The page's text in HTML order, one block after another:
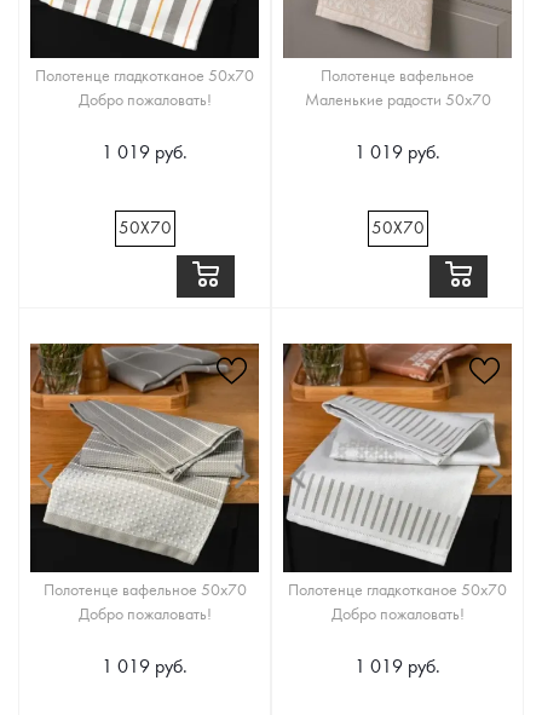
Полотенце гладкотканое 50х70
Добро пожаловать!
1 019 руб.
50Х70
Полотенце вафельное
Маленькие радости 50х70
1 019 руб.
50Х70
Полотенце вафельное 50х70
Добро пожаловать!
1 019 руб.
Полотенце гладкотканое 50х70
Добро пожаловать!
1 019 руб.